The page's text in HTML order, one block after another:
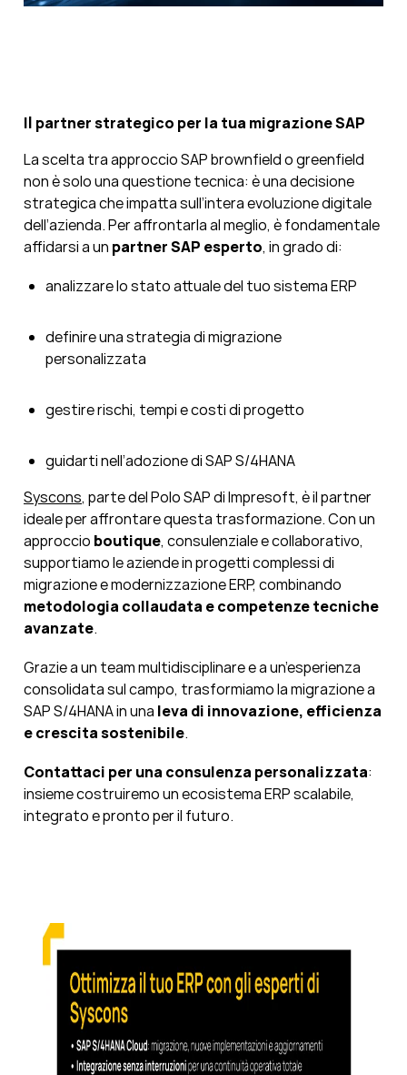
Il partner strategico per la tua migrazione SAP
La scelta tra approccio SAP brownfield o greenfield
non è solo una questione tecnica: è una decisione
strategica che impatta sull’intera evoluzione digitale
dell’azienda. Per affrontarla al meglio, è fondamentale
affidarsi a un partner SAP esperto, in grado di:
analizzare lo stato attuale del tuo sistema ERP
definire una strategia di migrazione
personalizzata
gestire rischi, tempi e costi di progetto
guidarti nell’adozione di SAP S/4HANA
Syscons, parte del Polo SAP di Impresoft, è il partner
ideale per affrontare questa trasformazione. Con un
approccio boutique, consulenziale e collaborativo,
supportiamo le aziende in progetti complessi di
migrazione e modernizzazione ERP, combinando
metodologia collaudata e competenze tecniche
avanzate.
Grazie a un team multidisciplinare e a un’esperienza
consolidata sul campo, trasformiamo la migrazione a
SAP S/4HANA in una leva di innovazione, efficienza
e crescita sostenibile.
Contattaci per una consulenza personalizzata:
insieme costruiremo un ecosistema ERP scalabile,
integrato e pronto per il futuro.